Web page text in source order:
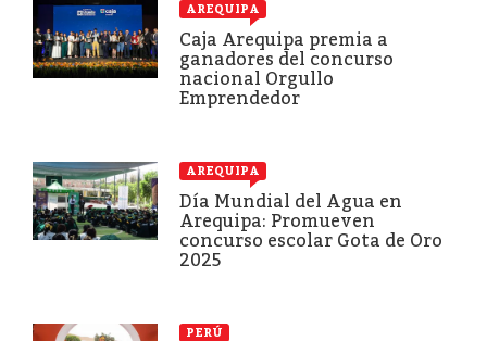
AREQUIPA
Caja Arequipa premia a
ganadores del concurso
nacional Orgullo
Emprendedor
AREQUIPA
Día Mundial del Agua en
Arequipa: Promueven
concurso escolar Gota de Oro
2025
PERÚ